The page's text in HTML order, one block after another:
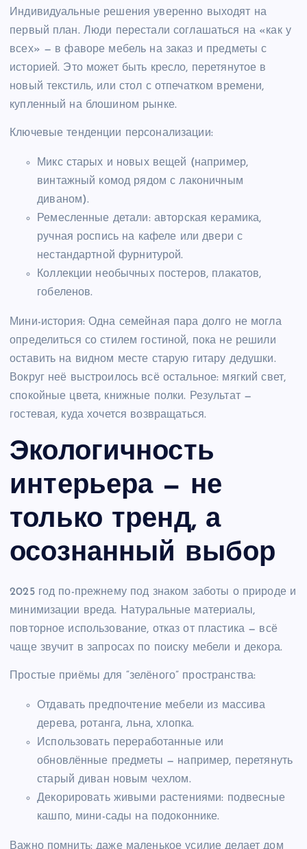
Индивидуальные решения уверенно выходят на
первый план. Люди перестали соглашаться на «как у
всех» — в фаворе мебель на заказ и предметы с
историей. Это может быть кресло, перетянутое в
новый текстиль, или стол с отпечатком времени,
купленный на блошином рынке.
Ключевые тенденции персонализации:
Микс старых и новых вещей (например,
винтажный комод рядом с лаконичным
диваном).
Ремесленные детали: авторская керамика,
ручная роспись на кафеле или двери с
нестандартной фурнитурой.
Коллекции необычных постеров, плакатов,
гобеленов.
Мини-история: Одна семейная пара долго не могла
определиться со стилем гостиной, пока не решили
оставить на видном месте старую гитару дедушки.
Вокруг неё выстроилось всё остальное: мягкий свет,
спокойные цвета, книжные полки. Результат —
гостевая, куда хочется возвращаться.
Экологичность
интерьера — не
только тренд, а
осознанный выбор
2025 год по-прежнему под знаком заботы о природе и
минимизации вреда. Натуральные материалы,
повторное использование, отказ от пластика — всё
чаще звучит в запросах по поиску мебели и декора.
Простые приёмы для “зелёного” пространства:
Отдавать предпочтение мебели из массива
дерева, ротанга, льна, хлопка.
Использовать переработанные или
обновлённые предметы — например, перетянуть
старый диван новым чехлом.
Декорировать живыми растениями: подвесные
кашпо, мини-сады на подоконнике.
Важно помнить: даже маленькое усилие делает дом